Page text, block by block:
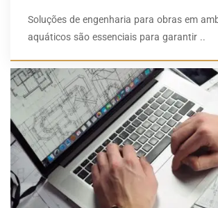
Soluções de engenharia para obras em
aquáticos são essenciais para garantir ..